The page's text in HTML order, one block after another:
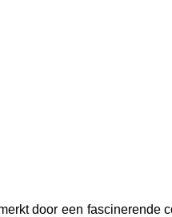
door een fascinerende